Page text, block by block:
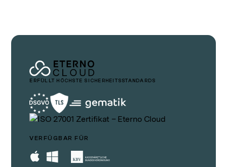
ERFÜLLT HÖCHSTE SICHERHEITSSTANDARDS
VERFÜGBAR FÜR